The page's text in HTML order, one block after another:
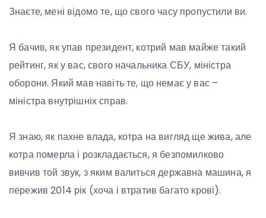
Знаєте, мені відомо те, що свого часу пропустили ви.
Я бачив, як упав президент, котрий мав майже такий
рейтинг, як у вас, свого начальника СБУ, міністра
оборони. Який мав навіть те, що немає у вас –
міністра внутрішніх справ.
Я знаю, як пахне влада, котра на вигляд ще жива, але
котра померла і розкладається, я безпомилково
вивчив той звук, з яким валиться державна машина, я
пережив 2014 рік (хоча і втратив багато крові).